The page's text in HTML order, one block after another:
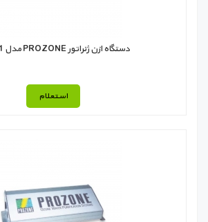
دستگاه ازن ژنراتور PROZONE مدل PZ7-1
استعلام